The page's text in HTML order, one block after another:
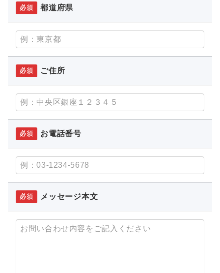
必須 都道府県
必須 ご住所
必須 お電話番号
必須 メッセージ本文